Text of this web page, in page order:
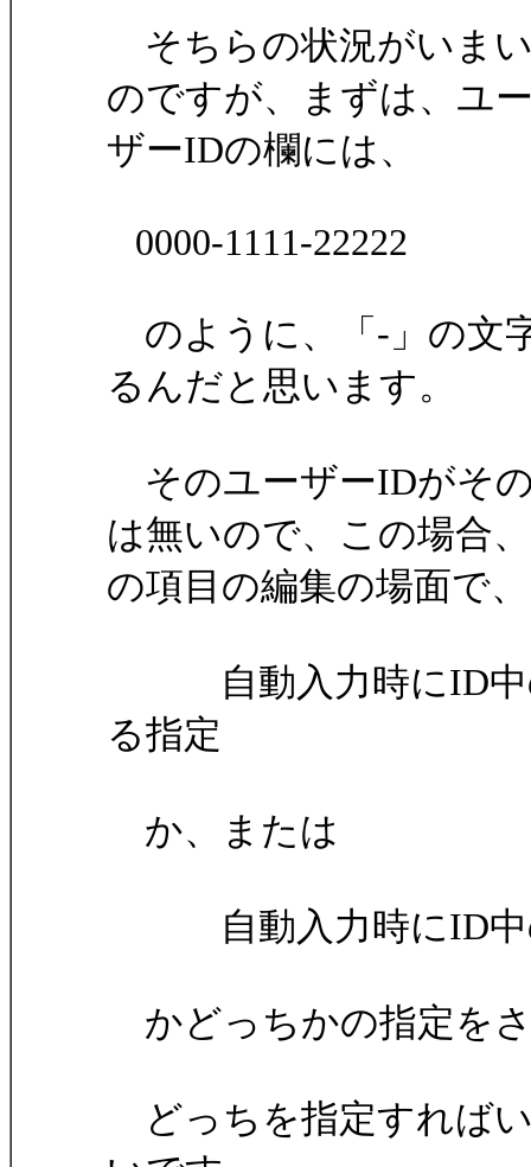
そちらの状況がいま
のですが、まずは、ユ
ザーIDの欄には、
0000-1111-22222
のように、「-」の文
るんだと思います。
そのユーザーIDがそ
は無いので、この場合
の項目の編集の場面で
自動入力時にID中の
る指定
か、または
自動入力時にID中
かどっちかの指定を
どっちを指定すれば